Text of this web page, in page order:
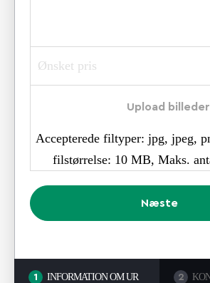
1 INFORMATION OM UR 2
Upload billeder
Accepterede filtyper: jpg, jpeg,
filstørrelse: 10 MB, Maks.